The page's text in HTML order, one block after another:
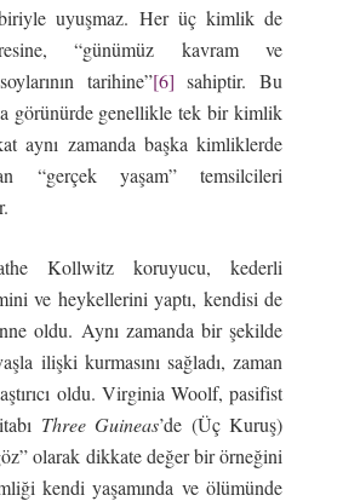
uyuşmaz. Her üç kimlik de
“günümüz kavram ve
tarihine”[6] sahiptir. Bu
görünürde genellikle tek bir kimlik
aynı zamanda başka kimliklerde
“gerçek yaşam” temsilcileri
Kollwitz koruyucu, kederli
ve heykellerini yaptı, kendisi de
oldu. Aynı zamanda bir şekilde
ilişki kurmasını sağladı, zaman
oldu. Virginia Woolf, pasifist
Three Guineas’de (Üç Kuruş)
olarak dikkate değer bir örneğini
kendi yaşamında ve ölümünde